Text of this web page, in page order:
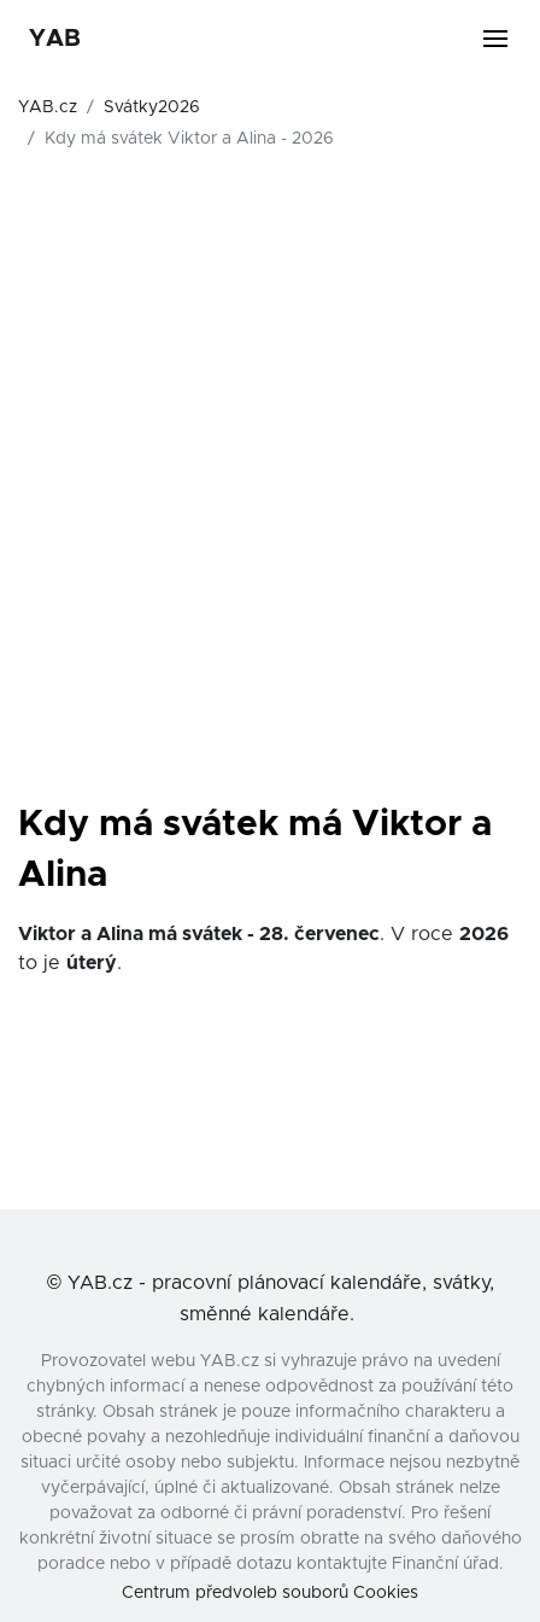
YAB
YAB.cz
Svátky2026
Kdy má svátek Viktor a Alina - 2026
Kdy má svátek má Viktor a
Alina
Viktor a Alina má svátek - 28. červenec. V roce 2026
to je úterý.
© YAB.cz - pracovní plánovací kalendáře, svátky,
směnné kalendáře.
Provozovatel webu YAB.cz si vyhrazuje právo na uvedení
chybných informací a nenese odpovědnost za používání této
stránky. Obsah stránek je pouze informačního charakteru a
obecné povahy a nezohledňuje individuální finanční a daňovou
situaci určité osoby nebo subjektu. Informace nejsou nezbytně
vyčerpávající, úplné či aktualizované. Obsah stránek nelze
považovat za odborné či právní poradenství. Pro řešení
konkrétní životní situace se prosím obraťte na svého daňového
poradce nebo v případě dotazu kontaktujte Finanční úřad.
Centrum předvoleb souborů Cookies